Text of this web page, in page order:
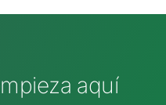
aquí